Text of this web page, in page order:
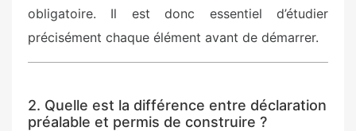
obligatoire. Il est donc essentiel d’étudier
précisément chaque élément avant de démarrer.
2. Quelle est la différence entre déclaration
préalable et permis de construire ?